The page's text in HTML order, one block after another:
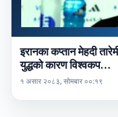
इरानका कप्तान मेहदी
युद्धको कारण विश्वकप…
१ असार २०८३, सोमबार ००:१९